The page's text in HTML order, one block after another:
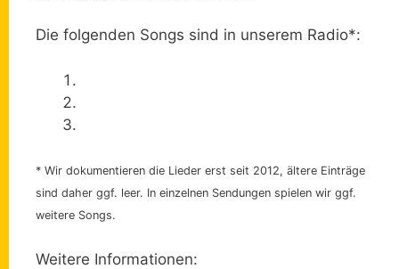
Die folgenden Songs sind in unserem Radio*:
* Wir dokumentieren die Lieder erst seit 2012, ältere Einträge
sind daher ggf. leer. In einzelnen Sendungen spielen wir ggf.
weitere Songs.
Weitere Informationen: